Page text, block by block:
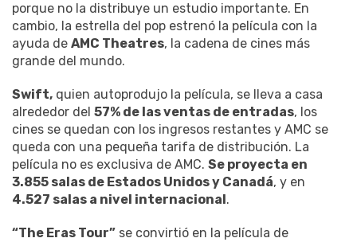
porque no la distribuye un estudio importante. En
cambio, la estrella del pop estrenó la película con la
ayuda de AMC Theatres, la cadena de cines más
grande del mundo.
Swift, quien autoprodujo la película, se lleva a casa
alrededor del 57% de las ventas de entradas, los
cines se quedan con los ingresos restantes y AMC se
queda con una pequeña tarifa de distribución. La
película no es exclusiva de AMC. Se proyecta en
3.855 salas de Estados Unidos y Canadá, y en
4.527 salas a nivel internacional.
“The Eras Tour” se convirtió en la película de